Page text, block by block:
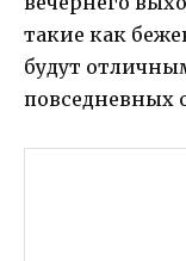
такие как
будут
повседневных